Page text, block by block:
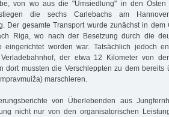
von wo aus die "Umsiedlung" in den
die sechs Carlebachs am
Der gesamte Transport wurde zunächst in
Riga, wo nach der Besetzung durch die
eingerichtet worden war. Tatsächlich jedoch
der etwa 12 Kilometer von
dort mussten die Verschleppten zu dem bereits
marschieren.
von Überlebenden aus
nicht nur von den organisatorischen